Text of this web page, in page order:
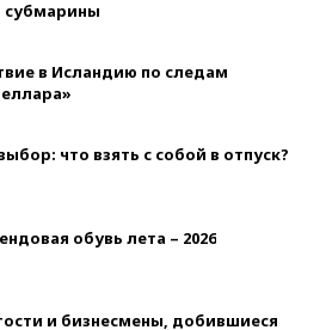
субмарины
в Исландию по следам
что взять с собой в отпуск?
обувь лета – 2026
и бизнесмены, добившиеся